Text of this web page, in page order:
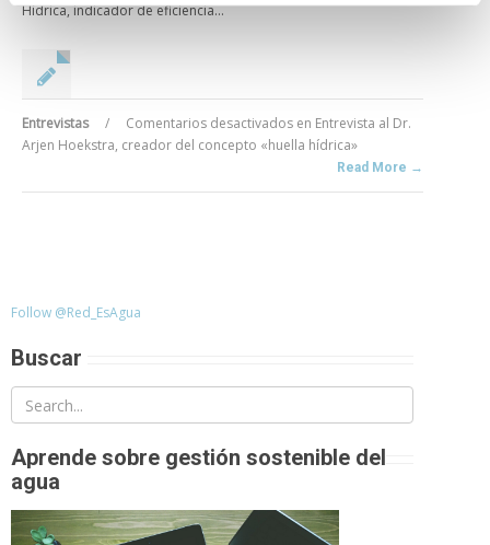
Hídrica, indicador de eficiencia...
Entrevistas / Comentarios desactivados en Entrevista al Dr.
Arjen Hoekstra, creador del concepto «huella hídrica»
Read More →
Follow @Red_EsAgua
Buscar
Aprende sobre gestión sostenible del
agua